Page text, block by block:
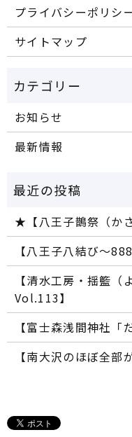
プライバシーポリシ
サイトマップ
お知らせ
最新情報
★【八王子鵲祭（か
【八王子八結び～
【清水工房・揺籃
Vol.113】
【富士森浅間神社「
【南大沢のほぼ全部